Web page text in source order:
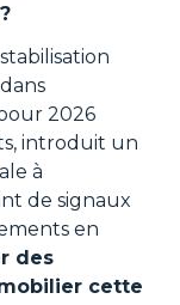
2026
introduit un
à
de signaux
en
des
cette